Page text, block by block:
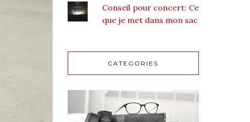
Conseil pour concert: Ce
que je met dans mon sac
CATEGORIES